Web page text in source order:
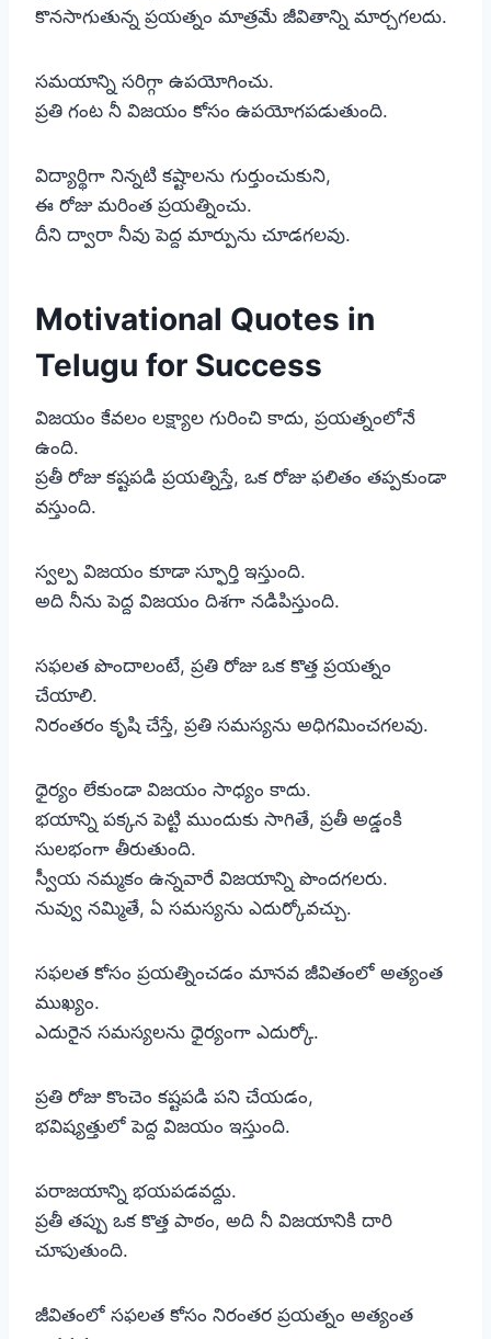
కొనసాగుతున్న ప్రయత్నం మాత్రమే జీవితాన్ని మార్చగలదు.
సమయాన్ని సరిగ్గా ఉపయోగించు.
ప్రతి గంట నీ విజయం కోసం ఉపయోగపడుతుంది.
విద్యార్థిగా నిన్నటి కష్టాలను గుర్తుంచుకుని,
ఈ రోజు మరింత ప్రయత్నించు.
దీని ద్వారా నీవు పెద్ద మార్పును చూడగలవు.
Motivational Quotes in
Telugu for Success
విజయం కేవలం లక్ష్యాల గురించి కాదు, ప్రయత్నంలోనే
ఉంది.
ప్రతీ రోజు కష్టపడి ప్రయత్నిస్తే, ఒక రోజు ఫలితం తప్పకుండా
వస్తుంది.
స్వల్ప విజయం కూడా స్ఫూర్తి ఇస్తుంది.
అది నీను పెద్ద విజయం దిశగా నడిపిస్తుంది.
సఫలత పొందాలంటే, ప్రతి రోజు ఒక కొత్త ప్రయత్నం
చేయాలి.
నిరంతరం కృషి చేస్తే, ప్రతి సమస్యను అధిగమించగలవు.
ధైర్యం లేకుండా విజయం సాధ్యం కాదు.
భయాన్ని పక్కన పెట్టి ముందుకు సాగితే, ప్రతీ అడ్డంకి
సులభంగా తీరుతుంది.
స్వీయ నమ్మకం ఉన్నవారే విజయాన్ని పొందగలరు.
నువ్వు నమ్మితే, ఏ సమస్యను ఎదుర్కోవచ్చు.
సఫలత కోసం ప్రయత్నించడం మానవ జీవితంలో అత్యంత
ముఖ్యం.
ఎదురైన సమస్యలను ధైర్యంగా ఎదుర్కో.
ప్రతి రోజు కొంచెం కష్టపడి పని చేయడం,
భవిష్యత్తులో పెద్ద విజయం ఇస్తుంది.
పరాజయాన్ని భయపడవద్దు.
ప్రతీ తప్పు ఒక కొత్త పాఠం, అది నీ విజయానికి దారి
చూపుతుంది.
జీవితంలో సఫలత కోసం నిరంతర ప్రయత్నం అత్యంత